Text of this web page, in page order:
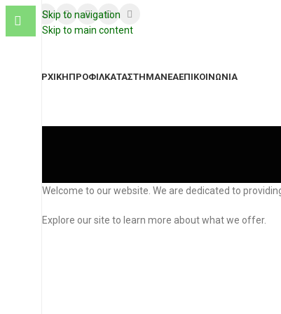
Skip to navigation
Skip to main content
ΑΡΧΙΚΉΠΡΟΦΊΛΚΑΤΆΣΤΗΜΑΝΈΑΕΠΙΚΟΙΝΩΝΊΑ
Welcome to our website. We are dedicated to
Explore our site to learn more about what we offer.